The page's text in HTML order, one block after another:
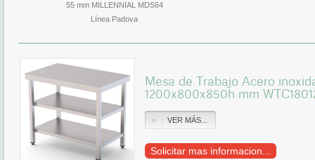
55 mm MILLENNIAL MDS64
Línea Padova
Mesa de Trabajo Acero
1200x800x850h mm
VER MÁS...
Solicitar mas informacion...